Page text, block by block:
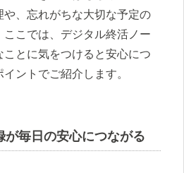
や、忘れがちな大切な予定の
こでは、デジタル終活ノー
ことに気をつけると安心につ
ントでご紹介します。
が毎日の安心につながる